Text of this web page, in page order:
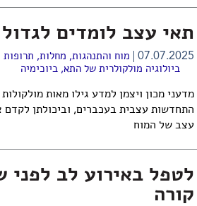
תאי עצב לומדים לגדול
07.07.2025 מוח והתנהגות, מחלות, תרופות
ביולוגיה מולקולרית של התא,ביוכימיה
מדעני מכון ויצמן למדע גילו מאות
התחדשות עצבית בעכברים, וביכולתן לקדם
עצב של המוח
לטפל באירוע לב לפני
קורה